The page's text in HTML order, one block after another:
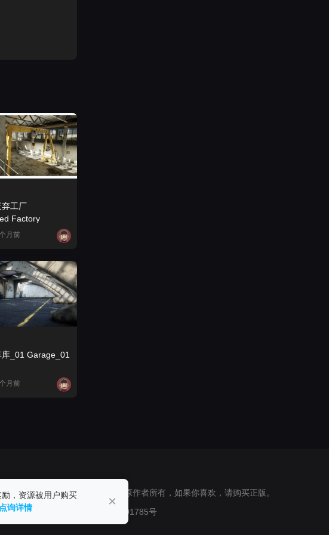
，资源被用户购买
点询详情 ×
弃工厂
Factory
月前
【UE】车库_01 Garage_01
月前
关，请自重！ 所有素材版权归原作者所有，如果你喜欢，请购买正版。
丨 甘公网安备62010302001785号